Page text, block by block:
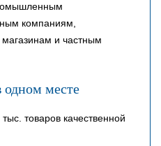
компаниям,
и частным
одном месте
товаров качественной